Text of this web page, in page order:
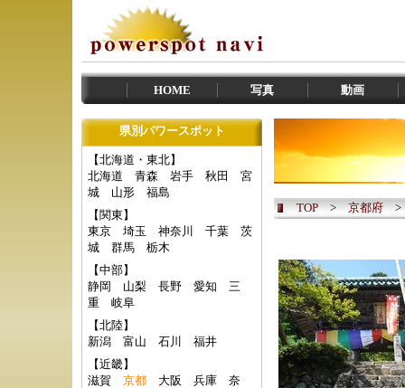
HOME 写真 動画
県別パワースポット
【北海道・東北】
北海道
青森 岩手 秋田
宮
城
山形
福島
【関東】
東京
埼玉 神奈川 千葉
茨
城
群馬
栃木
【中部】
静岡
山梨 長野 愛知
三
重
岐阜
【北陸】
新潟
富山 石川
福井
【近畿】
滋賀
京都 大阪 兵庫
奈
TOP>京都府